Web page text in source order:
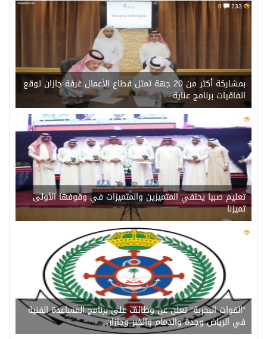
233
بمشاركة أكثر من 20 جهة تمثل قطاع الأعمال غرفة جازان توقع
اتفاقيات برنامج عناية
215
تعليم صبيا يحتفي المتميزين والمتميزات في وقوفها الأولى
تميزنا
207
“القوات البحرية” تعلن عن وظائف على برنامج المساعدة الفنية
في الرياض وجدة والدمام والخبر وجازان